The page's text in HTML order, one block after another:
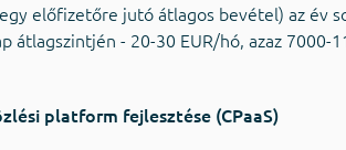
előfizetőre jutó átlagos bevétel) az év
átlagszintjén - 20-30 EUR/hó, azaz 7000-
platform fejlesztése (CPaaS)